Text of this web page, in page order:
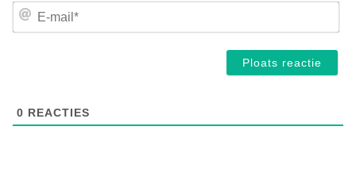
E-
0 REACTIES